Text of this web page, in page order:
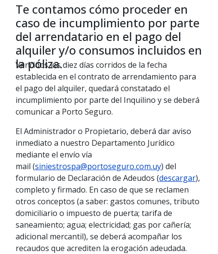
Te contamos cómo proceder en
caso de incumplimiento por parte
del arrendatario en el pago del
alquiler y/o consumos incluidos en
la póliza.
Vencidos los diez días corridos de la fecha
establecida en el contrato de arrendamiento para
el pago del alquiler, quedará constatado el
incumplimiento por parte del Inquilino y se deberá
comunicar a Porto Seguro.
El Administrador o Propietario, deberá dar aviso
inmediato a nuestro Departamento Jurídico
mediante el envío vía
mail (siniestrospa@portoseguro.com.uy) del
formulario de Declaración de Adeudos (descargar),
completo y firmado. En caso de que se reclamen
otros conceptos (a saber: gastos comunes, tributo
domiciliario o impuesto de puerta; tarifa de
saneamiento; agua; electricidad; gas por cañería;
adicional mercantil), se deberá acompañar los
recaudos que acrediten la erogación adeudada.